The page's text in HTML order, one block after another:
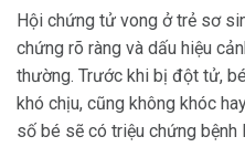
Hội chứng tử vong ở trẻ sơ
chứng rõ ràng và dấu hiệu
thường. Trước khi bị đột tử,
khó chịu, cũng không khóc
số bé sẽ có triệu chứng bệnh